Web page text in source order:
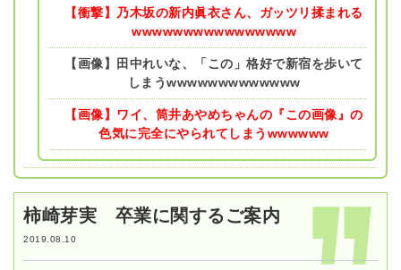
【衝撃】乃木坂の新内眞衣さん、ガッツリ揉まれる
wwwwwwwwwwwwwwww
【画像】田中れいな、「この」格好で新宿を歩いて
しまうwwwwwwwwwwwww
【画像】ワイ、筒井あやめちゃんの『この画像』の
色気に完全にやられてしまうwwwwww
柿崎芽実 卒業に関するご案内
2019.08.10